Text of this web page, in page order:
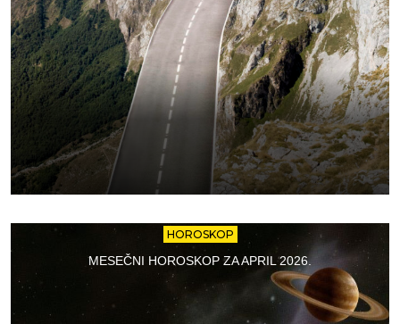
HOROSKOP
MESEČNI HOROSKOP ZA APRIL 2026.